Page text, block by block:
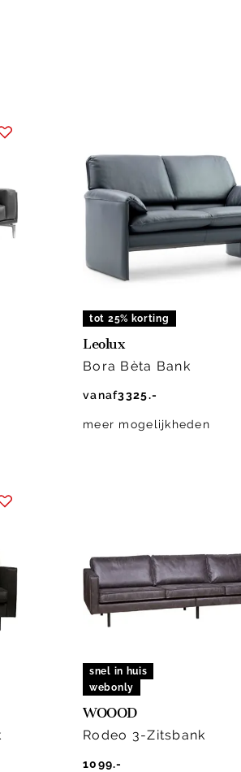
tot 25% korting
Leolux
Bora Bèta Bank
vanaf3325.-
meer mogelijkheden
snel in huis
webonly
WOOOD
Rodeo 3-Zitsbank
1099.-